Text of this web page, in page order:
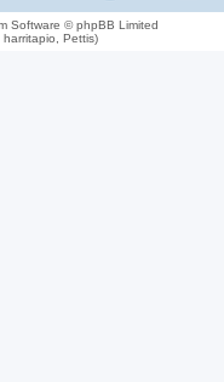
Software © phpBB Limited
Pettis)